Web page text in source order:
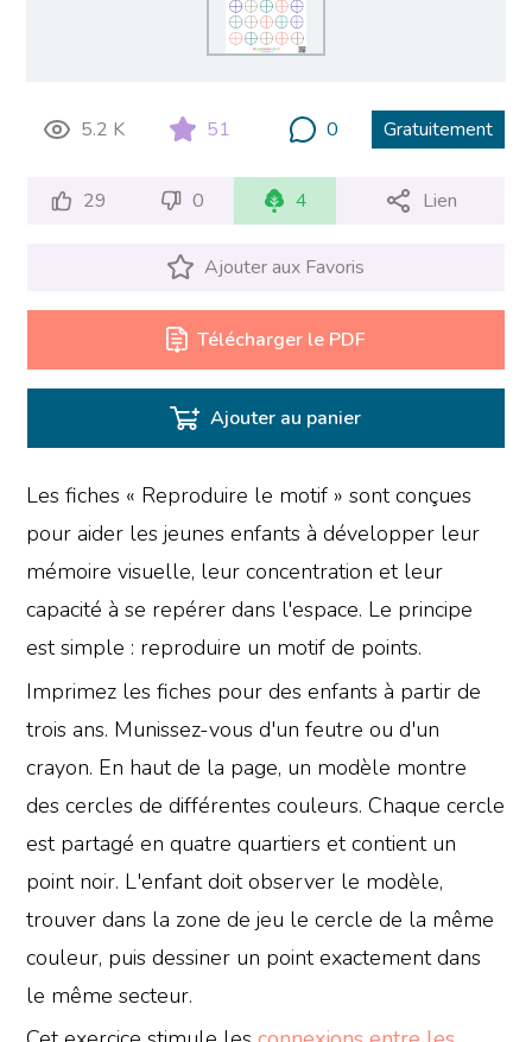
5.2 K 51 0 Gratuitement
29 0 4 Lien
Ajouter aux Favoris
Télécharger le PDF
Ajouter au panier
Les fiches « Reproduire le motif » sont conçues
pour aider les jeunes enfants à développer leur
mémoire visuelle, leur concentration et leur
capacité à se repérer dans l'espace. Le principe
est simple : reproduire un motif de points.
Imprimez les fiches pour des enfants à partir de
trois ans. Munissez-vous d'un feutre ou d'un
crayon. En haut de la page, un modèle montre
des cercles de différentes couleurs. Chaque cercle
est partagé en quatre quartiers et contient un
point noir. L'enfant doit observer le modèle,
trouver dans la zone de jeu le cercle de la même
couleur, puis dessiner un point exactement dans
le même secteur.